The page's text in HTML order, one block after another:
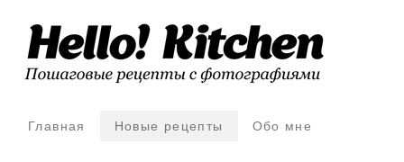
Главная Новые рецепты Обо мне